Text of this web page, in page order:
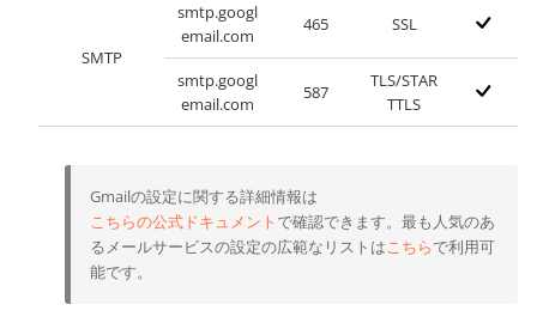
SMTP
smtp.googl
email.com
465 SSL
smtp.googl
email.com
587
TLS/STAR
TTLS
Gmailの設定に関する詳細情報は
こちらの公式ドキュメント で確認できます。最も人気のあ
るメールサービスの設定の広範なリストはこちらで利用可
能です。